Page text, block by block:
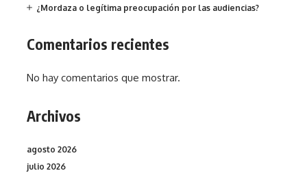
¿Mordaza o legítima preocupación por las audiencias?
Comentarios recientes
No hay comentarios que mostrar.
Archivos
agosto 2026
julio 2026